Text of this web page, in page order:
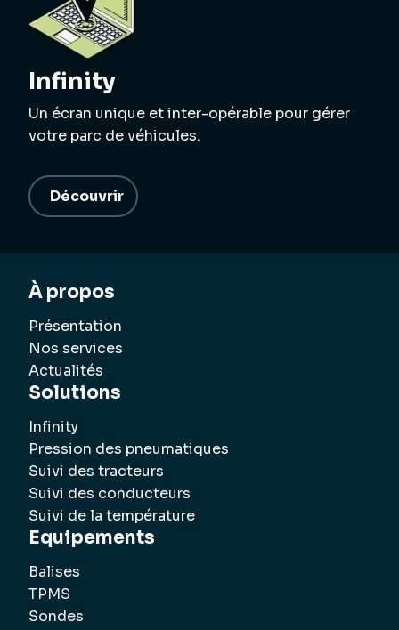
Infinity
Un écran unique et inter-opérable pour gérer
votre parc de véhicules.
Découvrir
À propos
Présentation
Nos services
Actualités
Solutions
Infinity
Pression des pneumatiques
Suivi des tracteurs
Suivi des conducteurs
Suivi de la température
Equipements
Balises
TPMS
Sondes